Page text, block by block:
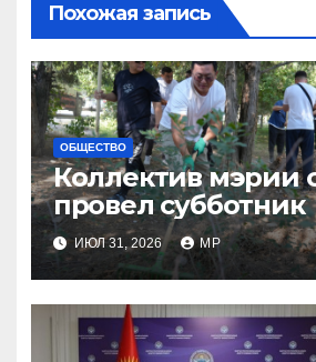
Похожая запись
ОБЩЕСТВО
Коллектив мэрии
провел субботник
ИЮЛ 31, 2026 MP